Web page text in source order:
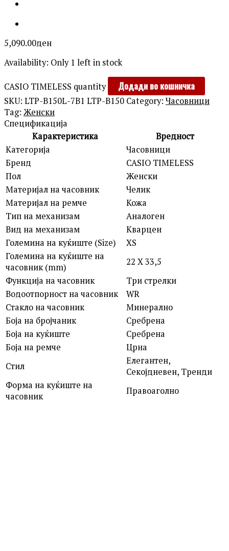
5,090.00ден
Availability: Only 1 left in stock
CASIO TIMELESS quantity Додади во кошничка
SKU: LTP-B150L-7B1 LTP-B150 Category: Часовници
Tag: Женски
Спецификација
Карактеристика
Вредност
Категорија
Часовници
Бренд
CASIO TIMELESS
Пол
Женски
Материјал на часовник
Челик
Материјал на ремче
Кожа
Тип на механизам
Аналоген
Вид на механизам
Кварцен
Големина на куќиште (Size)
XS
Големина на куќиште на
часовник (mm)
22 X 33,5
Функција на часовник
Три стрелки
Водоотпорност на часовник
WR
Стакло на часовник
Минерално
Боја на бројчаник
Сребрена
Боја на куќиште
Сребрена
Боја на ремче
Црна
Стил
Елегантен,
Секојдневен, Тренди
Форма на куќиште на
часовник
Правоаголно